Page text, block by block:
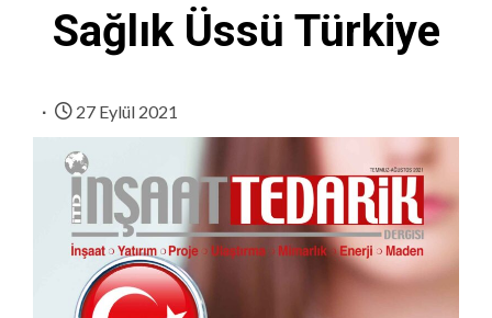
Sağlık Üssü Türkiye
27 Eylül 2021